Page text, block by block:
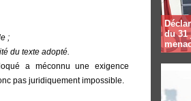
;
du texte adopté.
a méconnu une exigence
pas juridiquement impossible.
du 31